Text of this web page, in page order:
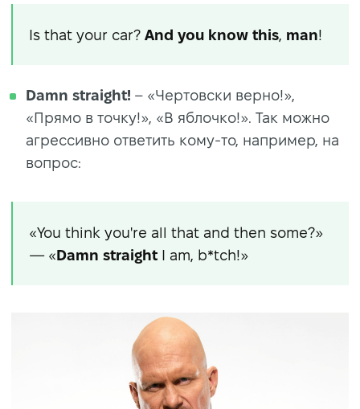
Is that your car? And you know this, man!
Damn straight! – «Чертовски верно!»,
«Прямо в точку!», «В яблочко!». Так можно
агрессивно ответить кому-то, например, на
вопрос:
«You think you're all that and then some?»
— «Damn straight I am, b*tch!»